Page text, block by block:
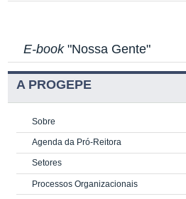
E-book"Nossa Gente"
A PROGEPE
Sobre
Agenda da Pró-Reitora
Setores
Processos Organizacionais